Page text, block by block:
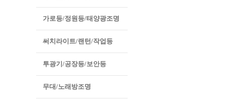
가로등/정원등/태양광조명
써치라이트/랜턴/작업등
투광기/공장등/보안등
무대/노래방조명